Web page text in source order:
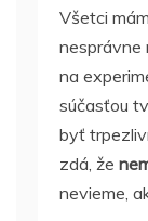
Všetci
nesprávne
na
súčasťou
byť
zdá, že
nevieme,